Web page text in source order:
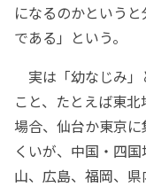
になるのかという
である」という。
実は「幼なじみ」
こと、たとえば東
場合、仙台か東京
くいが、中国・四
山、広島、福岡、県